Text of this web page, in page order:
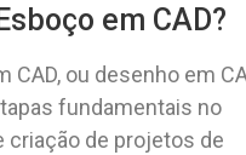
em CAD?
CAD, ou desenho em
fundamentais no
criação de projetos de